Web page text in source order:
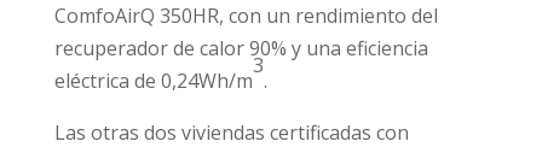
ComfoAirQ 350HR, con un rendimiento del
recuperador de calor 90% y una eficiencia
eléctrica de 0,24Wh/m
3
.
Las otras dos viviendas certificadas con